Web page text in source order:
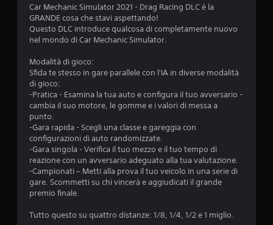
n
Car Mechanic Simulator 2021 - Drag Racing DLC è la
GRANDE cosa che stavi aspettando!
Questo DLC introduce qualcosa di completamente nuovo
nel mondo di Car Mechanic Simulator.
Modalità di gioco:
Sfida te stesso in gare parallele con l'IA in diverse modalità
di gioco:
-Pratica - Esamina la tua auto e configura il tuo avversario -
cambia il suo motore, le gomme e i valori di messa a
punto.
-Gara rapida - Scegli una classe e gareggia con
configurazioni di auto randomizzate.
-Gara singola - Verifica il tuo mezzo e il tuo tempo di
reazione con un avversario adeguato alla tua valutazione.
-Campionati – Metti alla prova il tuo veicolo in una serie di
gare. Scommetti su chi vincerà e aggiudicati il grande
premio finale.
Tutto questo su quattro distanze: 1/8, 1/4, 1/2 e 1 miglio.